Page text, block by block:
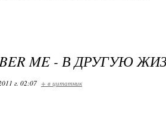
ME - В ДРУГУЮ
г. 02:07 + в цитатник